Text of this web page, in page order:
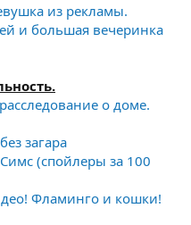
из рекламы.
и большая вечеринка
о доме.
загара
(спойлеры за 100
Фламинго и кошки!